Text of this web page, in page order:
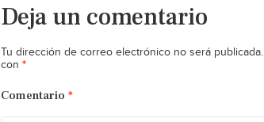
Deja un comentario
Tu dirección de correo electrónico no será publicada.
con *
Comentario *